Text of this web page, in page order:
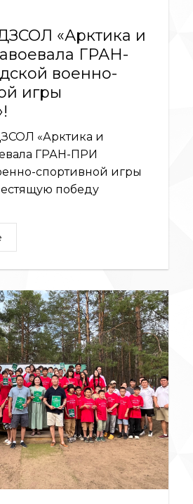
«Арктика и
ГРАН-
военно-
игры
«Арктика и
ГРАН-ПРИ
спортивной игры
победу